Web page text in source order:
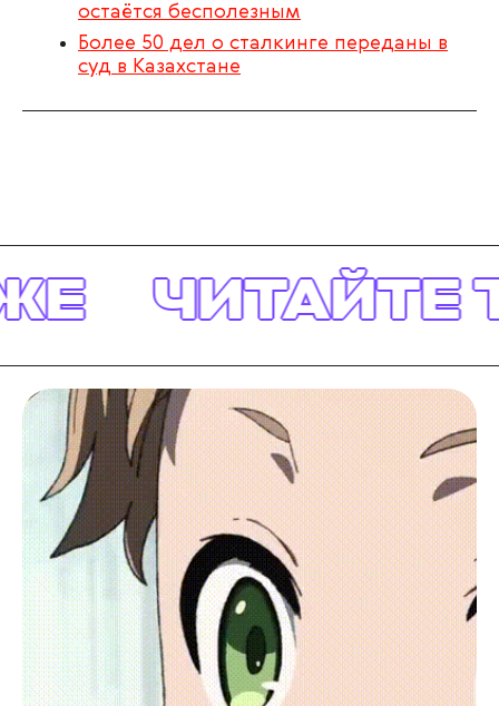
остаётся бесполезным
Более 50 дел о сталкинге переданы в
суд в Казахстане
ЧИТАЙТЕ